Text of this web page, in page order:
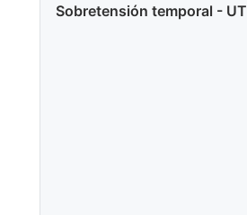
Sobretensión temporal - UT